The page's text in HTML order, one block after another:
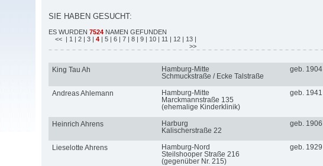
SIE HABEN GESUCHT:
ES WURDEN 7524 NAMEN GEFUNDEN
<< | 1 | 2 | 3 | 4 | 5 | 6 | 7 | 8 | 9 | 10 | 11 | 12 | 13 |
>>
King Tau Ah
Hamburg-Mitte
Schmuckstraße / Ecke Talstraße
geb. 1904
Andreas Ahlemann
Hamburg-Mitte
Marckmannstraße 135
(ehemalige Kinderklinik)
geb. 1941
Heinrich Ahrens
Harburg
Kalischerstraße 22
geb. 1906
Lieselotte Ahrens
Hamburg-Nord
Steilshooper Straße 216
(gegenüber Nr. 215)
geb. 1929